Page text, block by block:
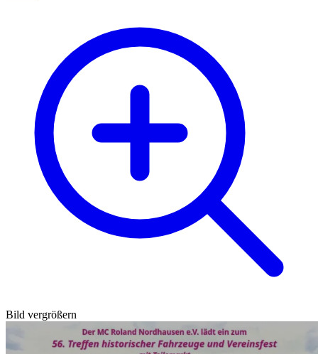
Bild vergrößern